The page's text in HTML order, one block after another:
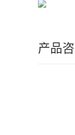
产品